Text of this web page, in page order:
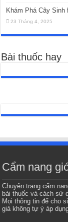
Khám Phá Cây
23 Tháng 4, 2025
Bài thuốc hay
Cẩm nang
Chuyên trang cẩm
bài thuốc và cách sử
Mọi thông tin để cho
giả không tự ý áp